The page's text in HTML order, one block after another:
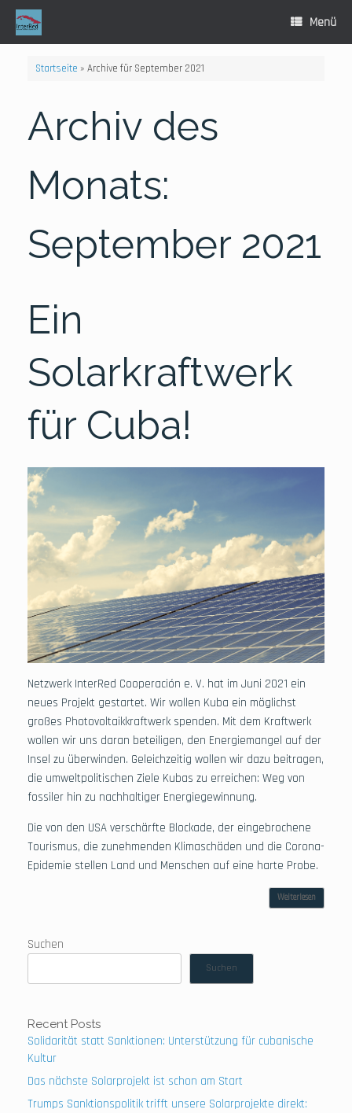
Inhalt
springen
Menü
Startseite » Archive für September 2021
Archiv des
Monats:
September 2021
Ein
Solarkraftwerk
für Cuba!
Netzwerk InterRed Cooperación e. V. hat im Juni 2021 ein
neues Projekt gestartet. Wir wollen Kuba ein möglichst
großes Photovoltaikkraftwerk spenden. Mit dem Kraftwerk
wollen wir uns daran beteiligen, den Energiemangel auf der
Insel zu überwinden. Geleichzeitig wollen wir dazu beitragen,
die umweltpolitischen Ziele Kubas zu erreichen: Weg von
fossiler hin zu nachhaltiger Energiegewinnung.
Die von den USA verschärfte Blockade, der eingebrochene
Tourismus, die zunehmenden Klimaschäden und die Corona-
Epidemie stellen Land und Menschen auf eine harte Probe.
Weiterlesen
Suchen
Suchen
Recent Posts
Solidarität statt Sanktionen: Unterstützung für cubanische
Kultur
Das nächste Solarprojekt ist schon am Start
Trumps Sanktionspolitik trifft unsere Solarprojekte direkt: